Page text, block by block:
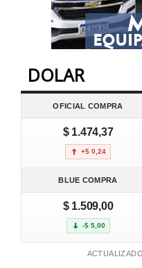
DOLAR
OFICIAL COMPRA
$ 1.474,37
+$ 0,24
BLUE COMPRA
$ 1.509,00
-$ 5,00